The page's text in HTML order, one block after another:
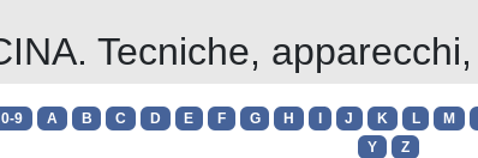
Tecniche,
0-9 A B C D E F G H J K L M
Y
Z